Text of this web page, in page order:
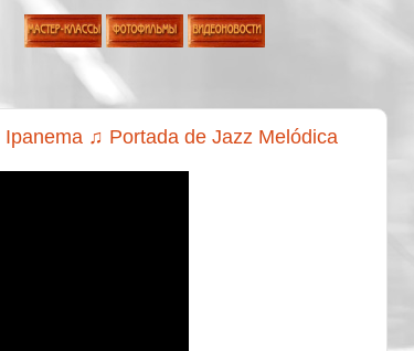
♫ Portada de Jazz Melódica